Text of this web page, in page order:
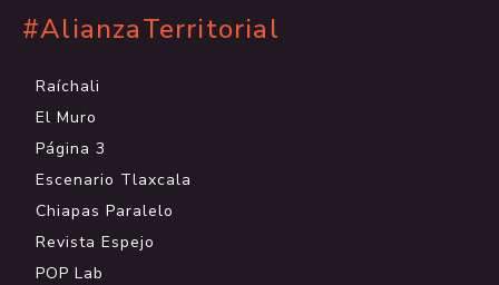
#AlianzaTerritorial
Raíchali
El Muro
Página 3
Escenario Tlaxcala
Chiapas Paralelo
Revista Espejo
POP Lab